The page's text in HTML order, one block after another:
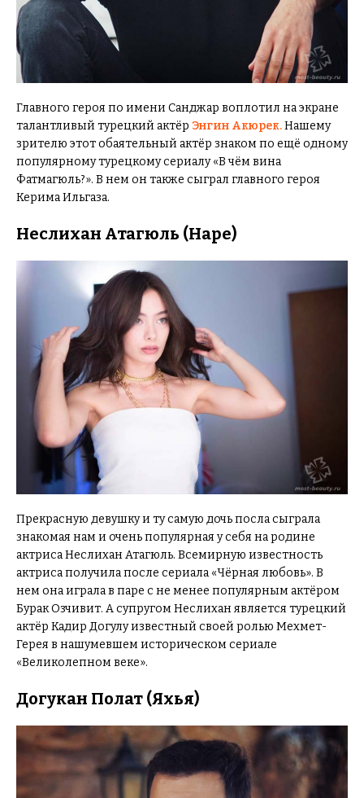
Главного героя по имени Санджар воплотил на экране
талантливый турецкий актёр Энгин Акюрек.Нашему
зрителю этот обаятельный актёр знаком по ещё одному
популярному турецкому сериалу «В чём вина
Фатмагюль?». В нем он также сыграл главного героя
Керима Ильгаза.
Неслихан Атагюль (Наре)
Прекрасную девушку и ту самую дочь посла сыграла
знакомая нам и очень популярная у себя на родине
актриса Неслихан Атагюль. Всемирную известность
актриса получила после сериала «Чёрная любовь». В
нем она играла в паре с не менее популярным актёром
Бурак Озчивит. А супругом Неслихан является турецкий
актёр Кадир Догулу известный своей ролью Мехмет-
Герея в нашумевшем историческом сериале
«Великолепном веке».
Догукан Полат (Яхья)